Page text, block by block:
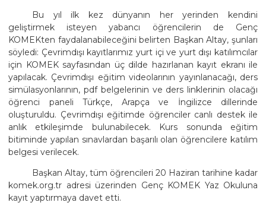
Bu yıl ilk kez dünyanın her yerinden kendini
geliştirmek isteyen yabancı öğrencilerin de Genç
KOMEKten faydalanabileceğini belirten Başkan Altay, şunları
söyledi: Çevrimdışı kayıtlarımız yurt içi ve yurt dışı katılımcılar
için KOMEK sayfasından üç dilde hazırlanan kayıt ekranı ile
yapılacak. Çevrimdışı eğitim videolarının yayınlanacağı, ders
simülasyonlarının, pdf belgelerinin ve ders linklerinin olacağı
öğrenci paneli Türkçe, Arapça ve İngilizce dillerinde
oluşturuldu. Çevrimdışı eğitimde öğrenciler canlı destek ile
anlık etkileşimde bulunabilecek. Kurs sonunda eğitim
bitiminde yapılan sınavlardan başarılı olan öğrencilere katılım
belgesi verilecek.
Başkan Altay, tüm öğrencileri 20 Haziran tarihine kadar
komek.org.tr adresi üzerinden Genç KOMEK Yaz Okuluna
kayıt yaptırmaya davet etti.